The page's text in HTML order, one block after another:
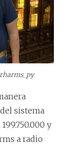
sistema
y
a radio